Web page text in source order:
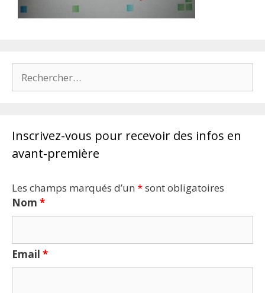
Inscrivez-vous pour recevoir des infos en
avant-première
Les champs marqués d’un *sont obligatoires
Nom *
Email *